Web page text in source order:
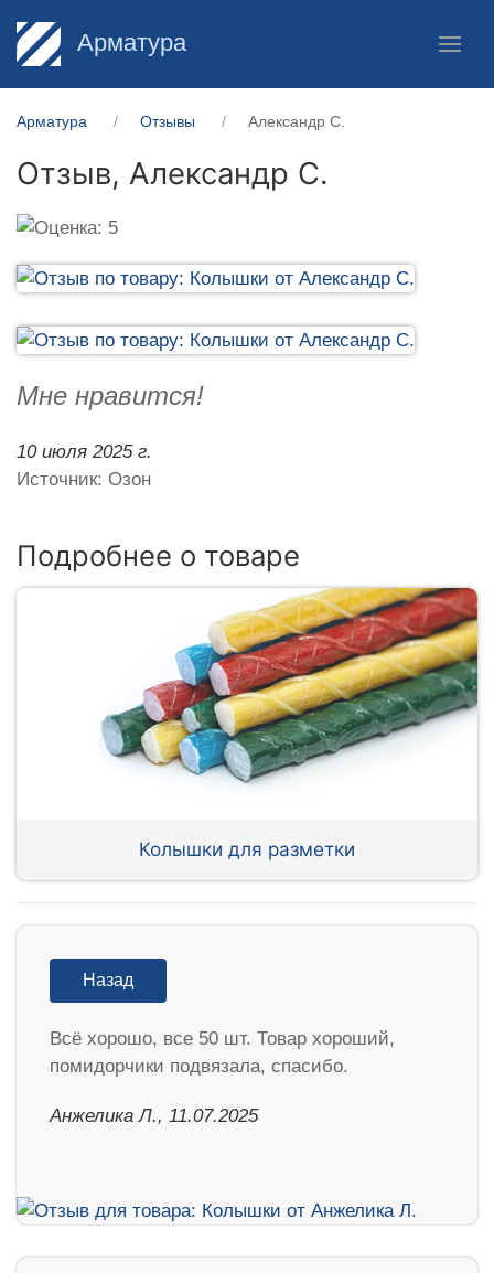
Арматура
Арматура Отзывы Александр С.
Отзыв, Александр С.
Мне нравится!
10 июля 2025 г.
Источник: Озон
Подробнее о товаре
Колышки для разметки
Назад
Всё хорошо, все 50 шт. Товар хороший,
помидорчики подвязала, спасибо.
Анжелика Л., 11.07.2025